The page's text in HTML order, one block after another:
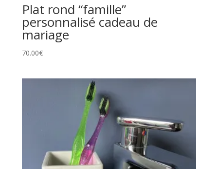
Plat rond “famille”
personnalisé cadeau de
mariage
70.00€